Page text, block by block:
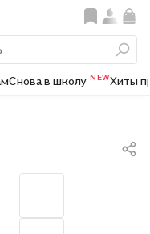
Снова в школу NEWХиты